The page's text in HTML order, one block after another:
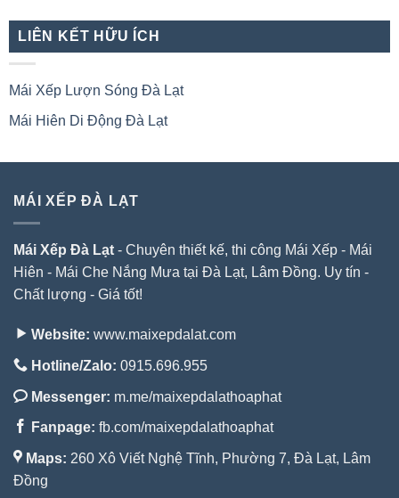
LIÊN KẾT HỮU ÍCH
Mái Xếp Lượn Sóng Đà Lạt
Mái Hiên Di Động Đà Lạt
MÁI XẾP ĐÀ LẠT
Mái Xếp Đà Lạt - Chuyên thiết kế, thi công Mái Xếp - Mái
Hiên - Mái Che Nắng Mưa tại Đà Lạt, Lâm Đồng. Uy tín -
Chất lượng - Giá tốt!
Website: www.maixepdalat.com
Hotline/Zalo: 0915.696.955
Messenger: m.me/maixepdalathoaphat
Fanpage: fb.com/maixepdalathoaphat
Maps: 260 Xô Viết Nghệ Tĩnh, Phường 7, Đà Lạt, Lâm
Đồng